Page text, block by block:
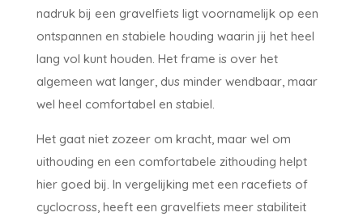
nadruk bij een gravelfiets ligt voornamelijk op een
ontspannen en stabiele houding waarin jij het heel
lang vol kunt houden. Het frame is over het
algemeen wat langer, dus minder wendbaar, maar
wel heel comfortabel en stabiel.
Het gaat niet zozeer om kracht, maar wel om
uithouding en een comfortabele zithouding helpt
hier goed bij. In vergelijking met een racefiets of
cyclocross, heeft een gravelfiets meer stabiliteit